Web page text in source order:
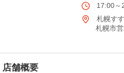
17:00～
札幌す
札幌市
店舗概要